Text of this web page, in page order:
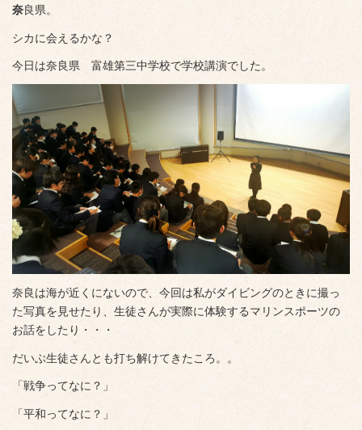
奈良県。
シカに会えるかな？
今日は奈良県 富雄第三中学校で学校講演でした。
奈良は海が近くにないので、今回は私がダイビングのときに撮っ
た写真を見せたり、生徒さんが実際に体験するマリンスポーツの
お話をしたり・・・
だいぶ生徒さんとも打ち解けてきたころ。。
「戦争ってなに？」
「平和ってなに？」